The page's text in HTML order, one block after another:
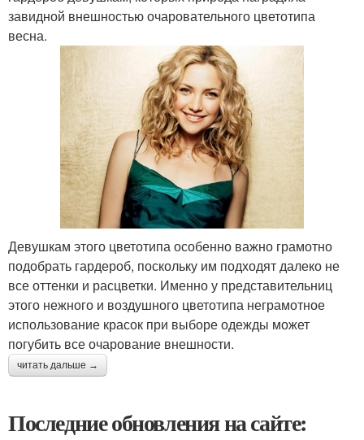
завидной внешностью очаровательного цветотипа
весна.
Девушкам этого цветотипа особенно важно грамотно
подобрать гардероб, поскольку им подходят далеко не
все оттенки и расцветки. Именно у представительниц
этого нежного и воздушного цветотипа неграмотное
использование красок при выборе одежды может
погубить все очарование внешности.
читать дальше →
Последние обновления на сайте: